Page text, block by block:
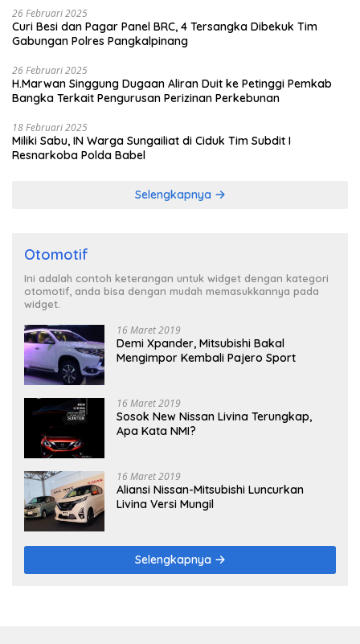
26 Februari 2025
Curi Besi dan Pagar Panel BRC, 4 Tersangka Dibekuk Tim
Gabungan Polres Pangkalpinang
26 Februari 2025
H.Marwan Singgung Dugaan Aliran Duit ke Petinggi Pemkab
Bangka Terkait Pengurusan Perizinan Perkebunan
18 Februari 2025
Miliki Sabu, IN Warga Sungailiat di Ciduk Tim Subdit I
Resnarkoba Polda Babel
Selengkapnya
Otomotif
Ini adalah contoh keterangan untuk widget dengan kategori
otomotif, anda bisa dengan mudah memasukkannya pada
widget.
16 Maret 2019
Demi Xpander, Mitsubishi Bakal
Mengimpor Kembali Pajero Sport
16 Maret 2019
Sosok New Nissan Livina Terungkap,
Apa Kata NMI?
16 Maret 2019
Aliansi Nissan-Mitsubishi Luncurkan
Livina Versi Mungil
Selengkapnya